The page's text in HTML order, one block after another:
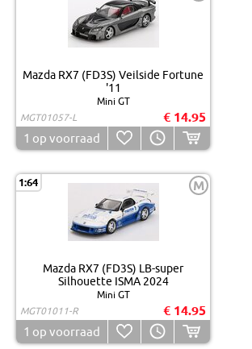
Mazda RX7 (FD3S) Veilside Fortune
'11
Mini GT
MGT01057-L
€ 14.95
1 op voorraad
1:64 M
Mazda RX7 (FD3S) LB-super
Silhouette ISMA 2024
Mini GT
MGT01011-R
€ 14.95
1 op voorraad